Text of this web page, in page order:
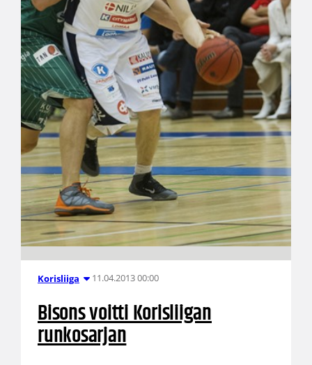
Korisliiga 11.04.2013 00:00
Bisons voitti Korisliigan
runkosarjan